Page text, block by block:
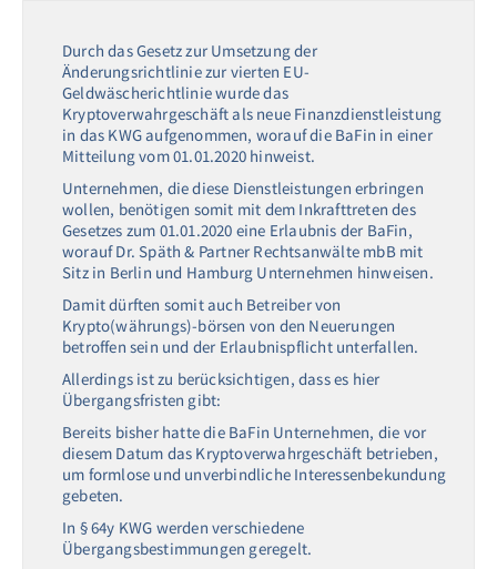
Durch das Gesetz zur Umsetzung der
Änderungsrichtlinie zur vierten EU-
Geldwäscherichtlinie wurde das
Kryptoverwahrgeschäft als neue Finanzdienstleistung
in das KWG aufgenommen, worauf die BaFin in einer
Mitteilung vom 01.01.2020 hinweist.
Unternehmen, die diese Dienstleistungen erbringen
wollen, benötigen somit mit dem Inkrafttreten des
Gesetzes zum 01.01.2020 eine Erlaubnis der BaFin,
worauf Dr. Späth & Partner Rechtsanwälte mbB mit
Sitz in Berlin und Hamburg Unternehmen hinweisen.
Damit dürften somit auch Betreiber von
Krypto(währungs)-börsen von den Neuerungen
betroffen sein und der Erlaubnispflicht unterfallen.
Allerdings ist zu berücksichtigen, dass es hier
Übergangsfristen gibt:
Bereits bisher hatte die BaFin Unternehmen, die vor
diesem Datum das Kryptoverwahrgeschäft betrieben,
um formlose und unverbindliche Interessenbekundung
gebeten.
In § 64y KWG werden verschiedene
Übergangsbestimmungen geregelt.